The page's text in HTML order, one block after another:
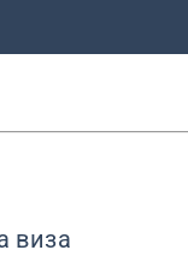
виза